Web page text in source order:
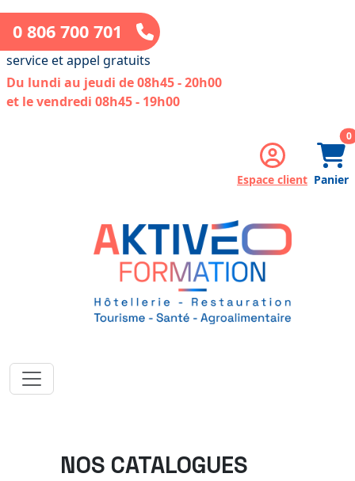
0 806 700 701
service et appel gratuits
Du lundi au jeudi de 08h45 - 20h00
et le vendredi 08h45 - 19h00
Espace client Panier
0
NOS CATALOGUES